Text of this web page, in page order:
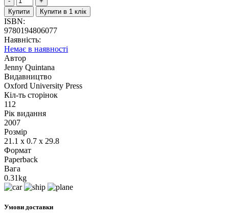
Купити Купити в 1 клік
ISBN:
9780194806077
Наявність:
Немає в наявності
Автор
Jenny Quintana
Видавництво
Oxford University Press
Кіл-ть сторінок
112
Рік видання
2007
Розмір
21.1 x 0.7 x 29.8
Формат
Paperback
Вага
0.31kg
Умови доставки